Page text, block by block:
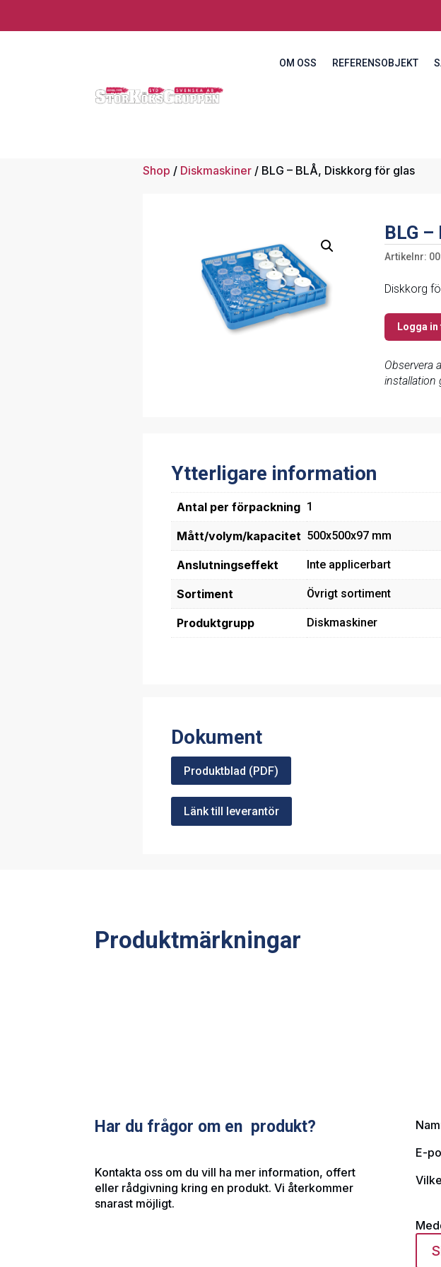
OM OSS REFERENSOBJEKT
Shop / Diskmaskiner/ BLG – BLÅ, Diskkorg för glas
BLG
Artikelnr:
Diskkorg
Logga
Observera
installation
Ytterligare information
Antal per förpackning 1
Mått/volym/kapacitet 500x500x97 mm
Anslutningseffekt Inte applicerbart
Sortiment Övrigt sortiment
Produktgrupp Diskmaskiner
Dokument
Produktblad (PDF)
Länk till leverantör
Produktmärkningar
Har du frågor om en produkt?
Kontakta oss om du vill ha mer information, offert
eller rådgivning kring en produkt. Vi återkommer
snarast möjligt.
E-